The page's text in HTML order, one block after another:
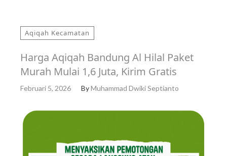
Aqiqah Kecamatan
Harga Aqiqah Bandung Al Hilal Paket
Murah Mulai 1,6 Juta, Kirim Gratis
Februari 5, 2026 ByMuhammad Dwiki Septianto